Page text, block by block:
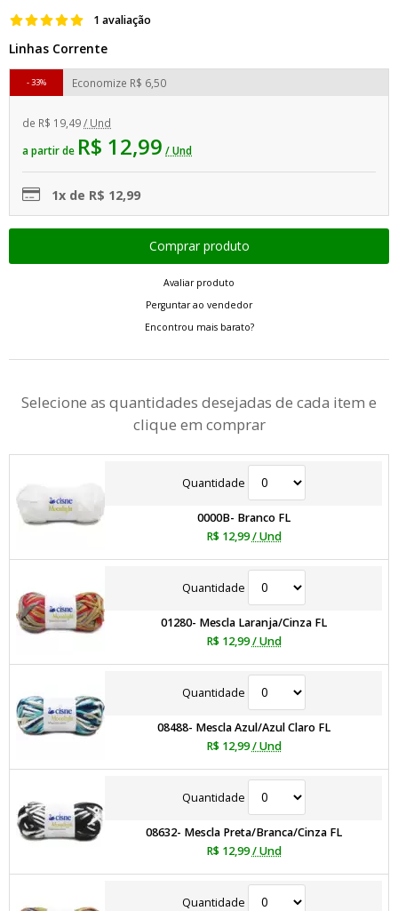
1 avaliação
Linhas Corrente
de R$ 19,49/ Und
a partir de R$ 12,99 / Und
Economize R$ 6,50
33%
1x de R$ 12,99
Avaliar produto
Perguntar ao vendedor
Encontrou mais barato?
Selecione as quantidades desejadas de cada item e
clique em comprar
Quantidade
0000B- Branco FL
R$ 12,99 / Und
Quantidade
01280- Mescla Laranja/Cinza FL
R$ 12,99 / Und
Quantidade
08488- Mescla Azul/Azul Claro FL
R$ 12,99 / Und
Quantidade
08632- Mescla Preta/Branca/Cinza FL
R$ 12,99 / Und
Quantidade